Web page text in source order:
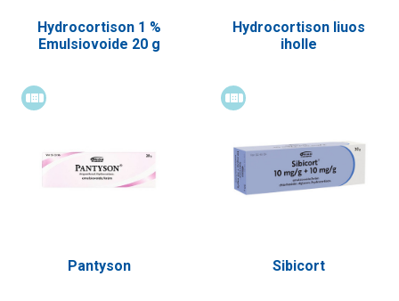
Hydrocortison 1 %
Emulsiovoide 20 g
Hydrocortison liuos
iholle
Pantyson Sibicort